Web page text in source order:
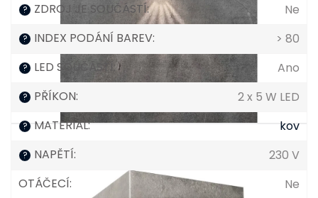
? ZDROJ JE SOUČÁSTÍ: Ne
? INDEX PODÁNÍ BAREV: > 80
? LED SOUČÁSTÍ : Ano
? PŘÍKON: 2 x 5 W LED
? MATERIÁL: kov
? NAPĚTÍ:
230 V
OTÁČECÍ: Ne